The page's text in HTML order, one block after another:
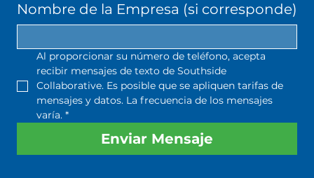
Nombre de la Empresa (si corresponde)
Al proporcionar su número de teléfono, acepta
recibir mensajes de texto de Southside
Collaborative. Es posible que se apliquen tarifas de
mensajes y datos. La frecuencia de los mensajes
varía. *
Enviar Mensaje